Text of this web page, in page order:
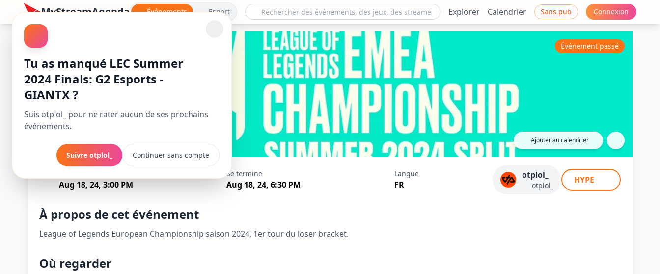
Tu as manqué LEC Summer
2024 Finals: G2 Esports -
GIANTX ?
Suis otplol_ pour ne rater aucun de ses prochains
événements.
Suivre otplol_ Continuer sans compte
MyStreamAgenda Événements Esport Explorer Calendrier Sans pub Connexion
LEC Summer 2024 Finals: G2 Esports - GIANTX
Ajouter au calendrier
Événement passé
Aug 18, 24, 3:00 PM
Se termine
Aug 18, 24, 6:30 PM
Langue
FR
otplol_
otplol_
HYPE
À propos de cet événement
League of Legends European Championship saison 2024, 1er tour du loser bracket.
Où regarder